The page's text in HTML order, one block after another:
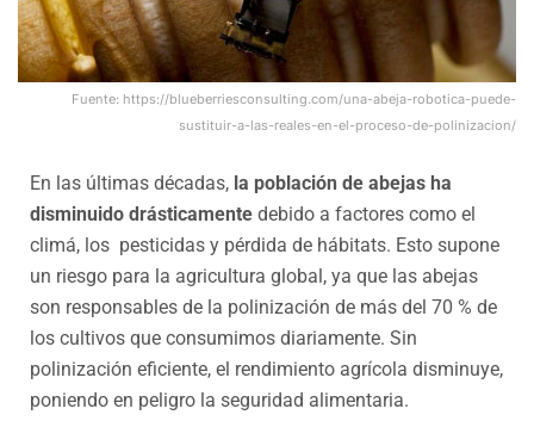
Fuente: https://blueberriesconsulting.com/una-abeja-robotica-puede-
sustituir-a-las-reales-en-el-proceso-de-polinizacion/
En las últimas décadas, la población de abejas ha
disminuido drásticamente debido a factores como el
climá, los pesticidas y pérdida de hábitats. Esto supone
un riesgo para la agricultura global, ya que las abejas
son responsables de la polinización de más del 70 % de
los cultivos que consumimos diariamente. Sin
polinización eficiente, el rendimiento agrícola disminuye,
poniendo en peligro la seguridad alimentaria.